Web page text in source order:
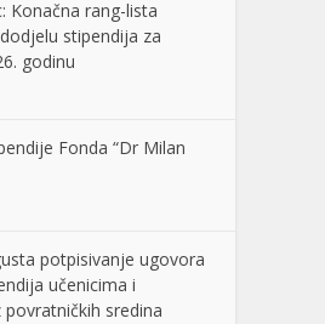
Konačna rang-lista
stipendija za
godinu
Fonda “Dr Milan
potpisivanje ugovora
učenicima i
sredina